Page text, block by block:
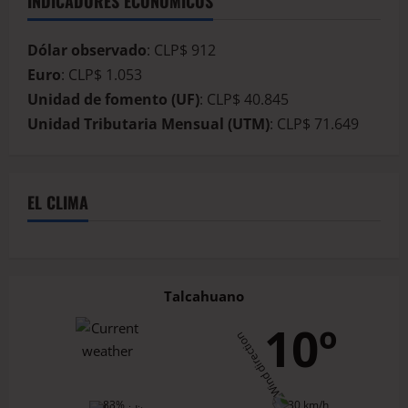
Dólar observado: CLP$ 912
Euro: CLP$ 1.053
Unidad de fomento (UF): CLP$ 40.845
Unidad Tributaria Mensual (UTM): CLP$ 71.649
EL CLIMA
Talcahuano
10º